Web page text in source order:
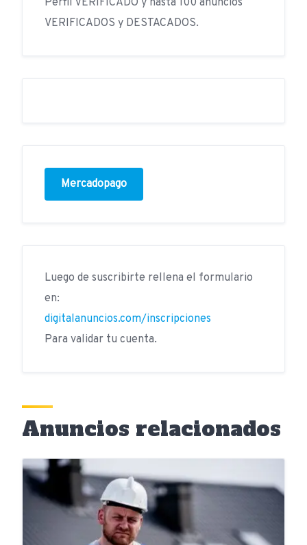
Perfil VERIFICADO y hasta 100 anuncios
VERIFICADOS y DESTACADOS.
Mercadopago
Luego de suscribirte rellena el formulario
en:
digitalanuncios.com/inscripciones
Para validar tu cuenta.
Anuncios relacionados